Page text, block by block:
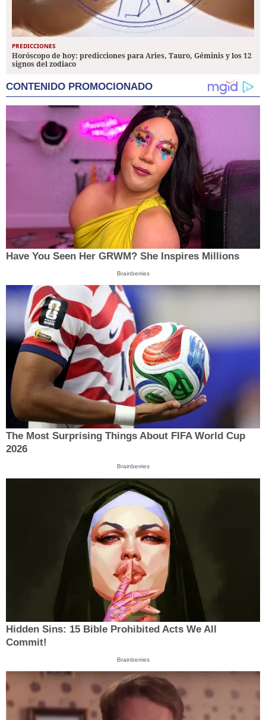
PREDICCIONES
Horóscopo de hoy: predicciones para Aries, Tauro, Géminis y los 12
signos del zodiaco
CONTENIDO PROMOCIONADO
Have You Seen Her GRWM? She Inspires Millions
Brainberries
The Most Surprising Things About FIFA World Cup
2026
Brainberries
Hidden Sins: 15 Bible Prohibited Acts We All
Commit!
Brainberries